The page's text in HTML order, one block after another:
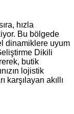
hızla
Bu bölgede
dinamiklere uyum
Dikili
butik
lojistik
karşılayan akıllı